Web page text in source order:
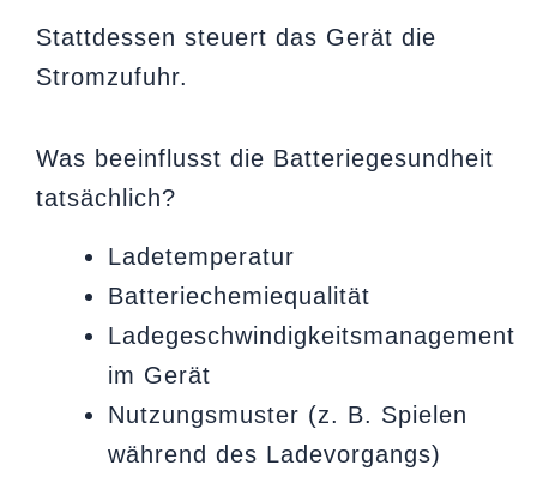
Stattdessen steuert das Gerät die
Stromzufuhr.
Was beeinflusst die Batteriegesundheit
tatsächlich?
Ladetemperatur
Batteriechemiequalität
Ladegeschwindigkeitsmanagement
im Gerät
Nutzungsmuster (z. B. Spielen
während des Ladevorgangs)